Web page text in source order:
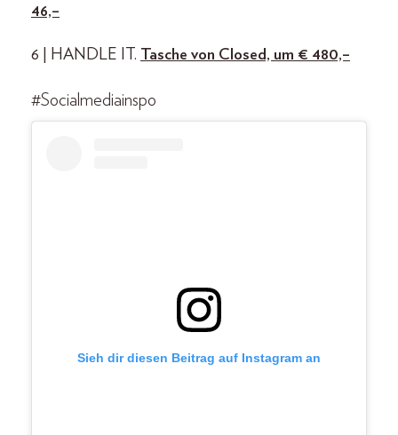
46,–
6 | HANDLE IT. Tasche von Closed, um € 480,–
#Socialmediainspo
Sieh dir diesen Beitrag auf Instagram an